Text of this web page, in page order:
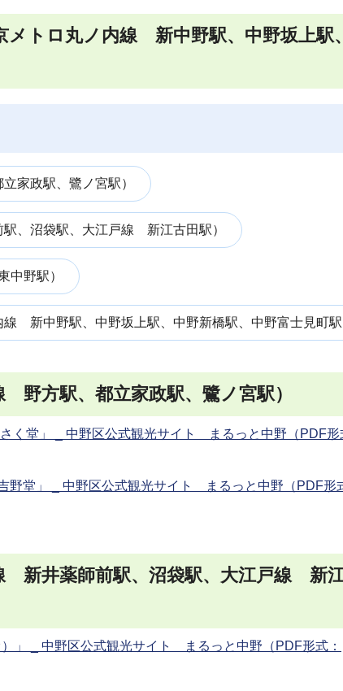
メトロ丸ノ内線 新中野駅、中野坂上駅
家政駅、鷺ノ宮駅）
、沼袋駅、大江戸線 新江古田駅）
野駅）
新中野駅、中野坂上駅、中野新橋駅、中野富士見町
野方駅、都立家政駅、鷺ノ宮駅）
く堂」 _ 中野区公式観光サイト まるっと中野（PDF形
堂」 _ 中野区公式観光サイト まるっと中野（PDF形
新井薬師前駅、沼袋駅、大江戸線 新
」 _ 中野区公式観光サイト まるっと中野（PDF形式：